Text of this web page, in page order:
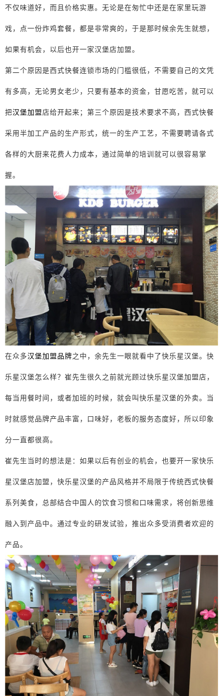
不仅味道好，而且价格实惠。无论是在匆忙中还是在家里玩游
戏，点一份炸鸡套餐，都是非常爽的，于是那时候余先生就想，
如果有机会，以后也开一家汉堡店加盟。
第二个原因是西式快餐连锁市场的门槛很低，不需要自己的文凭
有多高，无论男女老少，只要有基本的资金，甘愿吃苦，就可以
把汉堡加盟店给开起来；第三个原因是技术要求不高，西式快餐
采用半加工产品的生产形式，统一的生产工艺，不需要聘请各式
各样的大厨来花费人力成本，通过简单的培训就可以很容易掌
握。
在众多汉堡加盟品牌之中，余先生一眼就看中了快乐星汉堡。快
乐星汉堡怎么样？崔先生很久之前就光顾过快乐星汉堡加盟店，
每当用餐时间，或者加班的时候，就会叫快乐星汉堡的外卖。当
时就感觉品牌产品丰富，口味好，老板的服务态度好，所以印象
分一直都很高。
崔先生当时的想法是：如果以后有创业的机会，也要开一家快乐
星汉堡店加盟，快乐星汉堡的产品风格并不局限于传统西式快餐
系列美食，总部结合中国人的饮食习惯和口味需求，将创新思维
融入到产品中。通过专业的研发试验，推出众多受消费者欢迎的
产品。